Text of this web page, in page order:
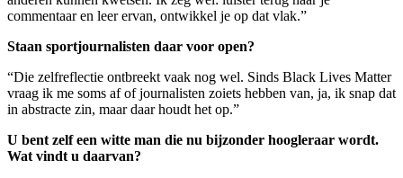
commentaar en leer ervan, ontwikkel je op dat vlak.”
Staan sportjournalisten daar voor open?
“Die zelfreflectie ontbreekt vaak nog wel. Sinds Black Lives Matter
vraag ik me soms af of journalisten zoiets hebben van, ja, ik snap dat
in abstracte zin, maar daar houdt het op.”
U bent zelf een witte man die nu bijzonder hoogleraar wordt.
Wat vindt u daarvan?